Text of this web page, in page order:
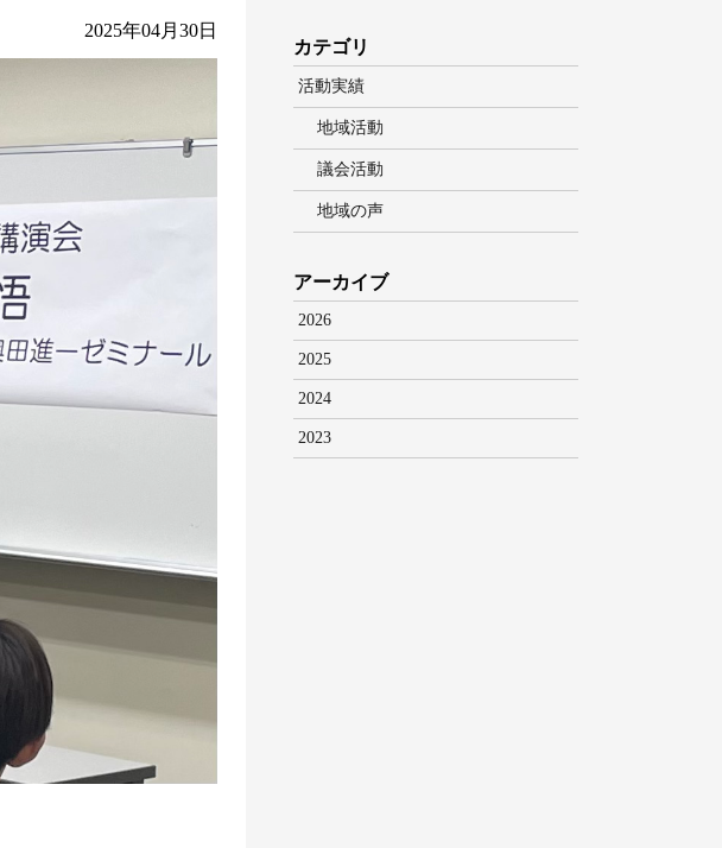
2025年04月30日
カテゴリ
活動実績
地域活動
議会活動
地域の声
アーカイブ
2026
2025
2024
2023